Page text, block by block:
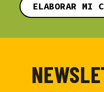
ELABORAR MI